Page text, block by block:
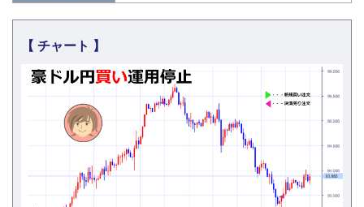
【 チャート 】